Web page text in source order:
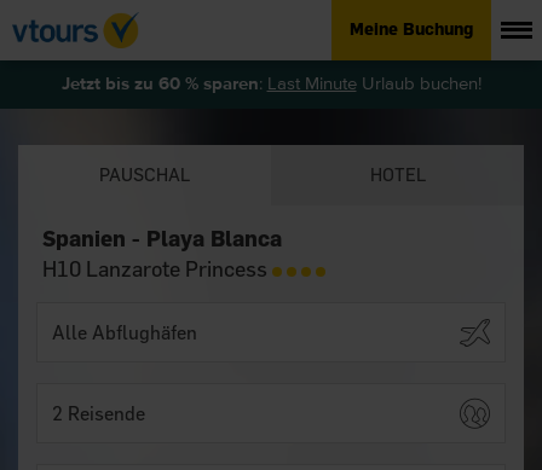
Meine Buchung
Jetzt bis zu 60 % sparen: Last MinuteUrlaub buchen!
PAUSCHAL HOTEL
Spanien - Playa Blanca
H10 Lanzarote Princess
2 Reisende